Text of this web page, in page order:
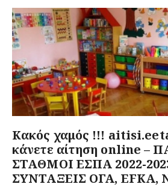
Κακός χαμός !!!
κάνετε αίτηση online –
ΣΤΑΘΜΟΙ ΕΣΠΑ 2022-
ΣΥΝΤΑΞΕΙΣ ΟΓΑ, EFKA,